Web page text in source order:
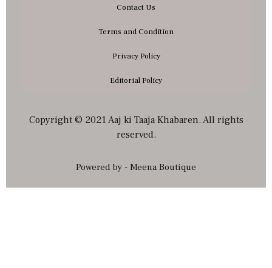
Contact Us
Terms and Condition
Privacy Policy
Editorial Policy
Copyright © 2021 Aaj ki Taaja Khabaren. All rights
reserved.
Powered by - Meena Boutique